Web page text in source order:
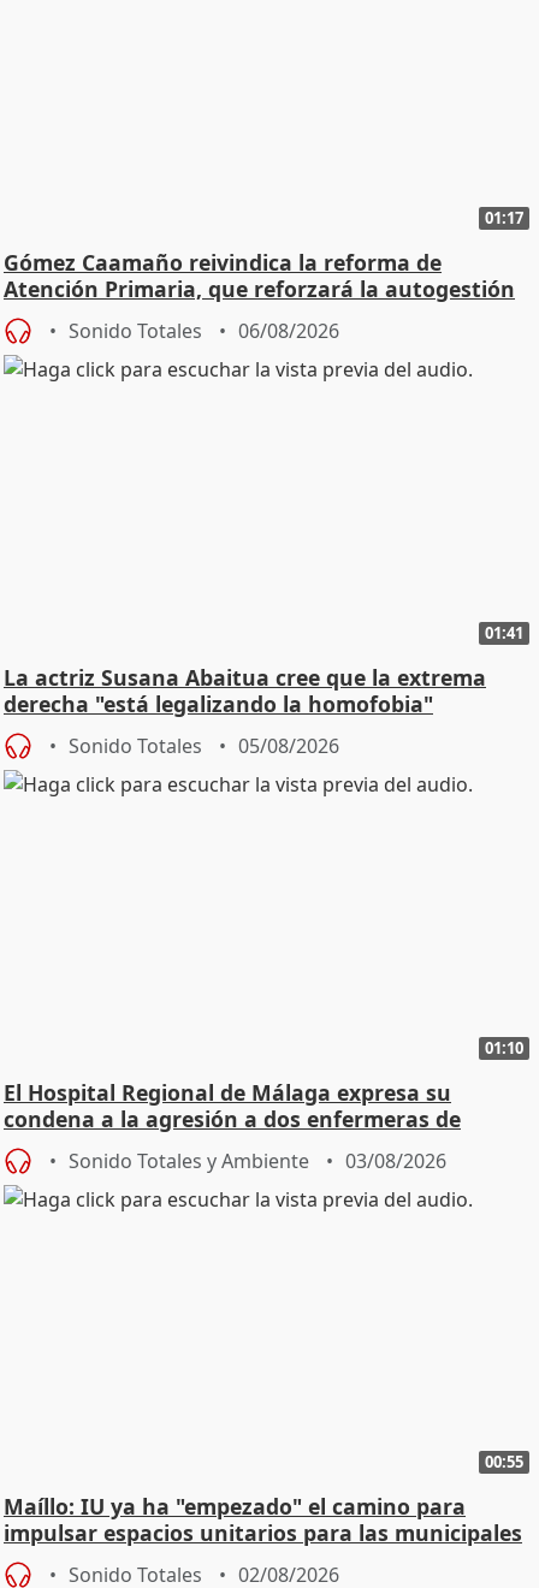
01:17
Gómez Caamaño reivindica la reforma de
Atención Primaria, que reforzará la autogestión
Sonido Totales 06/08/2026
01:41
La actriz Susana Abaitua cree que la extrema
derecha "está legalizando la homofobia"
Sonido Totales 05/08/2026
01:10
El Hospital Regional de Málaga expresa su
condena a la agresión a dos enfermeras de
Urgencias
Sonido Totales y Ambiente 03/08/2026
00:55
Maíllo: IU ya ha "empezado" el camino para
impulsar espacios unitarios para las municipales
Sonido Totales 02/08/2026